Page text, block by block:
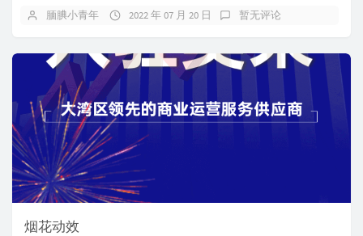
腼腆小青年 2022 年 07 月 20 日 暂无评论
烟花动效